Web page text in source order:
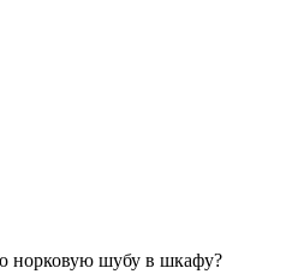
норковую шубу в шкафу?